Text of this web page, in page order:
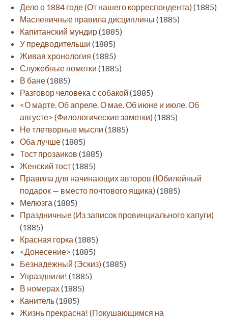
Дело о 1884 годе (От нашего корреспондента)(1885)
Масленичные правила дисциплины (1885)
Капитанский мундир(1885)
У предводительши (1885)
Живая хронология (1885)
Служебные пометки (1885)
В бане(1885)
Разговор человека с собакой (1885)
<О марте. Об апреле. О мае. Об июне и июле. Об
августе> (Филологические заметки)(1885)
Не тлетворные мысли (1885)
Оба лучше(1885)
Тост прозаиков (1885)
Женский тост(1885)
Правила для начинающих авторов (Юбилейный
подарок — вместо почтового ящика)(1885)
Мелюзга (1885)
Праздничные (Из записок провинциального хапуги)
(1885)
Красная горка (1885)
<Донесение> (1885)
Безнадежный (Эскиз)(1885)
Упразднили! (1885)
В номерах(1885)
Канитель(1885)
Жизнь прекрасна! (Покушающимся на